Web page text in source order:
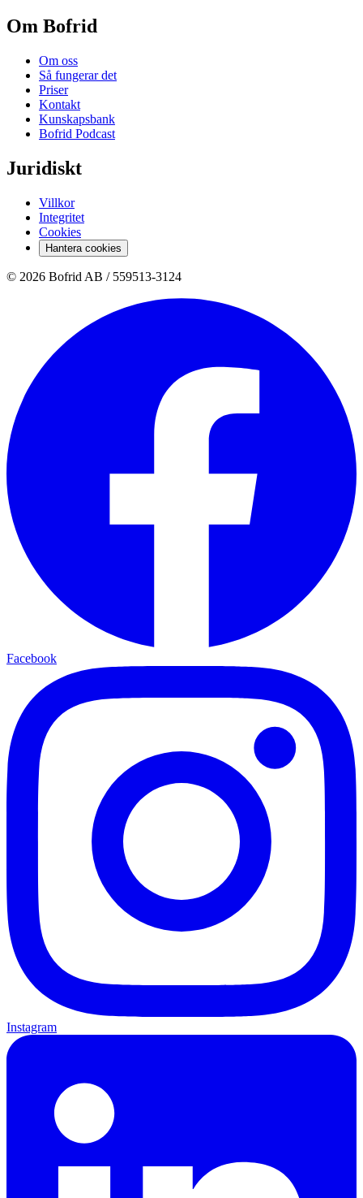
Om Bofrid
Om oss
Så fungerar det
Priser
Kontakt
Kunskapsbank
Bofrid Podcast
Juridiskt
Villkor
Integritet
Cookies
Hantera cookies
© 2026 Bofrid AB / 559513-3124
Facebook
Instagram